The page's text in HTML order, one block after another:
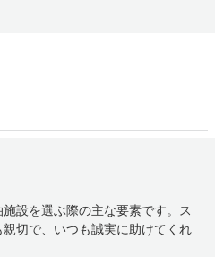
設を選ぶ際の主な要素です。ス
切で、いつも誠実に助けてくれ